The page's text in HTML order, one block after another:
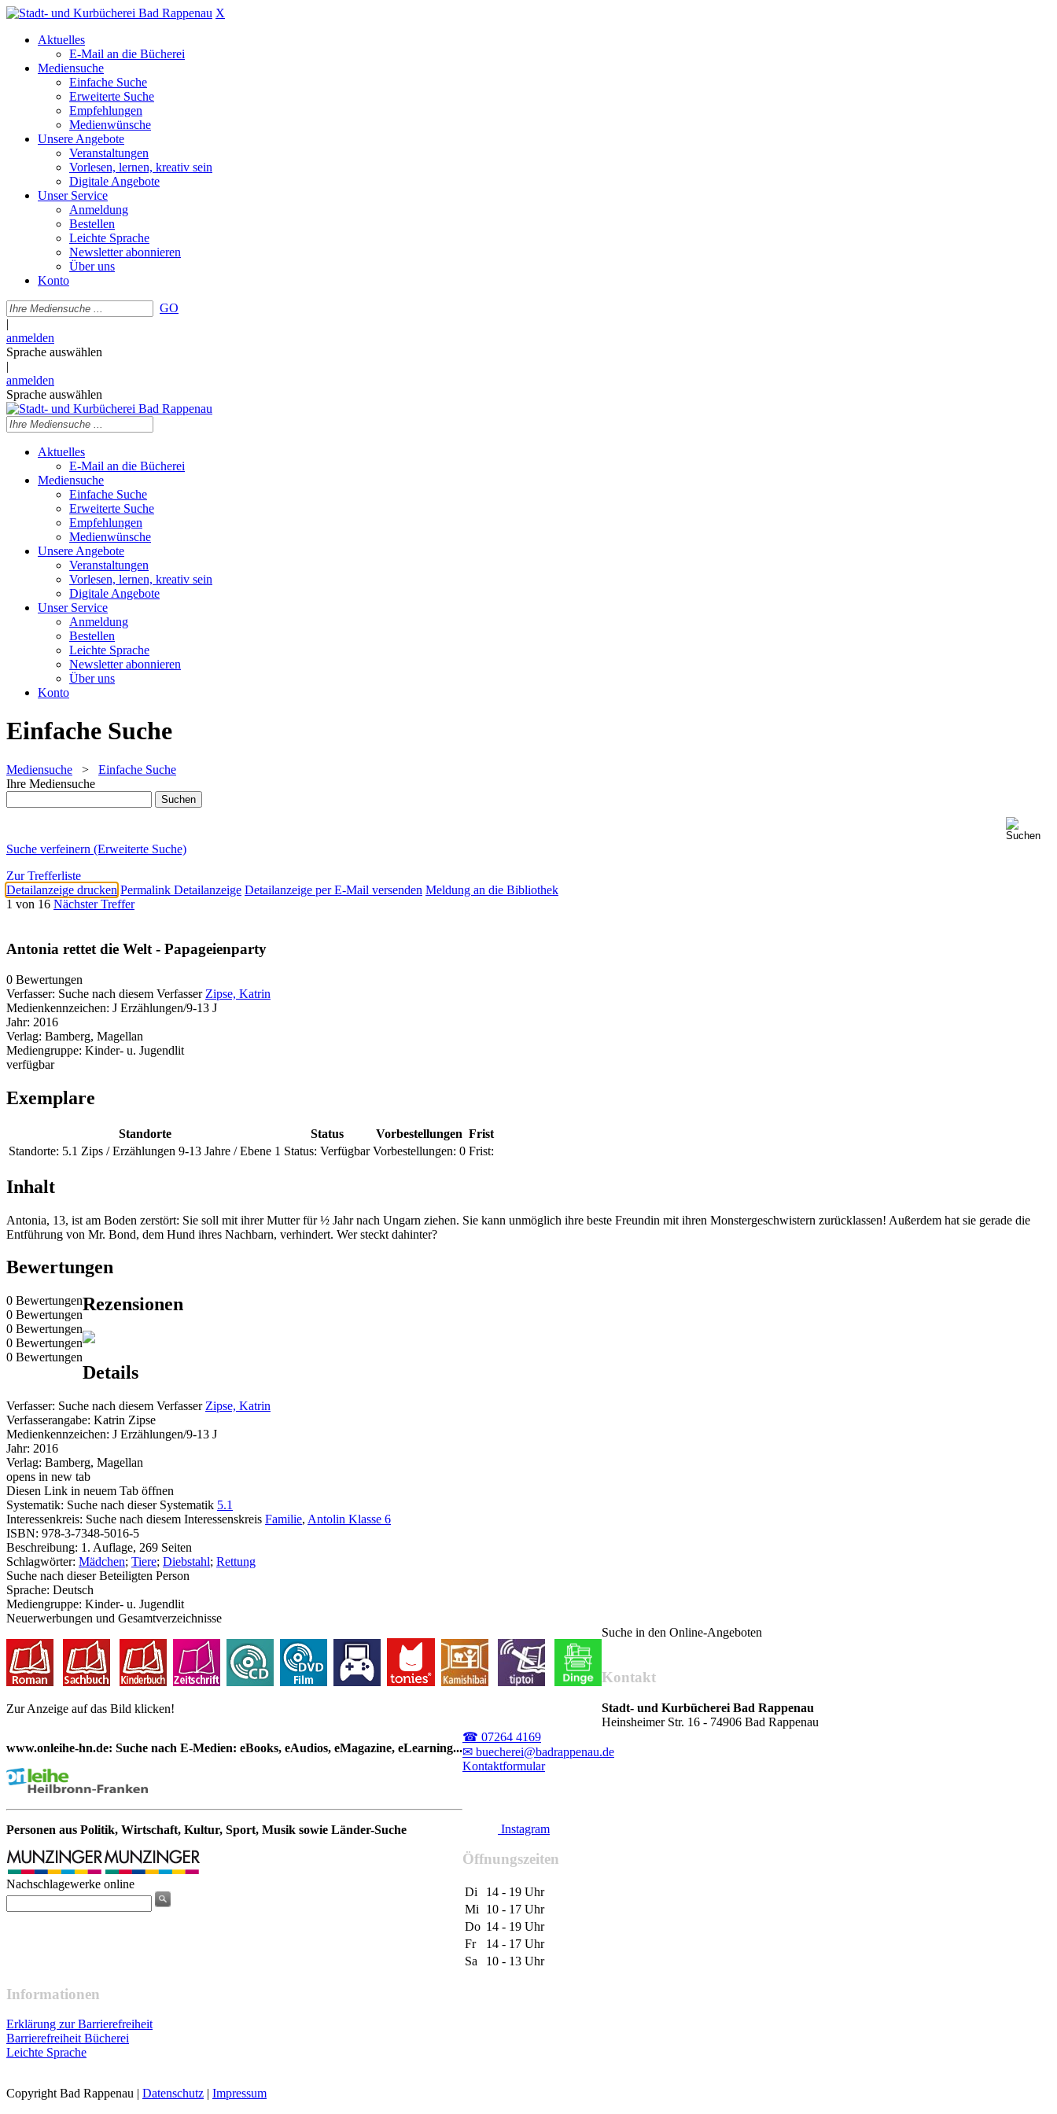
X
Aktuelles
E-Mail an die Bücherei
Mediensuche
Einfache Suche
Erweiterte Suche
Empfehlungen
Medienwünsche
Unsere Angebote
Veranstaltungen
Vorlesen, lernen, kreativ sein
Digitale Angebote
Unser Service
Anmeldung
Bestellen
Leichte Sprache
Newsletter abonnieren
Über uns
Konto
GO
|
anmelden
Sprache auswählen
|
anmelden
Sprache auswählen
Aktuelles
E-Mail an die Bücherei
Mediensuche
Einfache Suche
Erweiterte Suche
Empfehlungen
Medienwünsche
Unsere Angebote
Veranstaltungen
Vorlesen, lernen, kreativ sein
Digitale Angebote
Unser Service
Anmeldung
Bestellen
Leichte Sprache
Newsletter abonnieren
Über uns
Konto
Einfache Suche
Mediensuche > Einfache Suche
Ihre Mediensuche
Suche verfeinern (Erweiterte Suche)
Zur Trefferliste
Detailanzeige drucken Permalink Detailanzeige Detailanzeige per E-Mail versenden Meldung an die Bibliothek
1 von 16 Nächster Treffer
Antonia rettet die Welt - Papageienparty
0 Bewertungen
Verfasser: Suche nach diesem Verfasser Zipse, Katrin
Medienkennzeichen: J Erzählungen/9-13 J
Jahr: 2016
Verlag: Bamberg, Magellan
Mediengruppe: Kinder- u. Jugendlit
verfügbar
Exemplare
Standorte Status Vorbestellungen Frist
Standorte: 5.1 Zips / Erzählungen 9-13 Jahre / Ebene 1 Status: Verfügbar Vorbestellungen: 0 Frist:
Inhalt
Antonia, 13, ist am Boden zerstört: Sie soll mit ihrer Mutter für ½ Jahr nach Ungarn ziehen. Sie kann unmöglich ihre beste Freundin mit ihren Monstergeschwistern zurücklassen! Außerdem hat sie gerade die
Entführung von Mr. Bond, dem Hund ihres Nachbarn, verhindert. Wer steckt dahinter?
Bewertungen
0 Bewertungen
0 Bewertungen
0 Bewertungen
0 Bewertungen
0 Bewertungen
Rezensionen
Details
Verfasser: Suche nach diesem Verfasser Zipse, Katrin
Verfasserangabe: Katrin Zipse
Medienkennzeichen: J Erzählungen/9-13 J
Jahr: 2016
Verlag: Bamberg, Magellan
opens in new tab
Diesen Link in neuem Tab öffnen
Systematik: Suche nach dieser Systematik 5.1
Interessenkreis: Suche nach diesem Interessenskreis Familie, Antolin Klasse 6
ISBN: 978-3-7348-5016-5
Beschreibung: 1. Auflage, 269 Seiten
Schlagwörter: Mädchen; Tiere; Diebstahl; Rettung
Suche nach dieser Beteiligten Person
Sprache: Deutsch
Mediengruppe: Kinder- u. Jugendlit
Neuerwerbungen und Gesamtverzeichnisse
Zur Anzeige auf das Bild klicken!
Suche in den Online-Angeboten
www.onleihe-hn.de: Suche nach E-Medien: eBooks, eAudios, eMagazine, eLearning...
Personen aus Politik, Wirtschaft, Kultur, Sport, Musik sowie Länder-Suche
Nachschlagewerke online
Kontakt
Stadt- und Kurbücherei Bad Rappenau
Heinsheimer Str. 16 - 74906 Bad Rappenau
☎ 07264 4169
✉ buecherei@badrappenau.de
Kontaktformular
Instagram
Öffnungszeiten
Di
14 - 19 Uhr
Mi
10 - 17 Uhr
Do 14 - 19 Uhr
Fr
14 - 17 Uhr
Sa
10 - 13 Uhr
Informationen
Erklärung zur Barrierefreiheit
Barrierefreiheit Bücherei
Leichte Sprache
Copyright Bad Rappenau | Datenschutz | Impressum